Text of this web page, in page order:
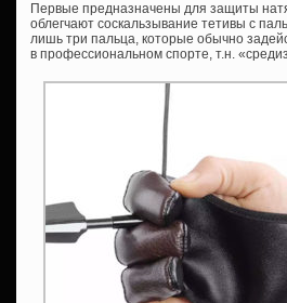
Первые предназначены для защиты
облегчают соскальзывание тетивы с
лишь три пальца, которые обычно
в профессиональном спорте, т.н.